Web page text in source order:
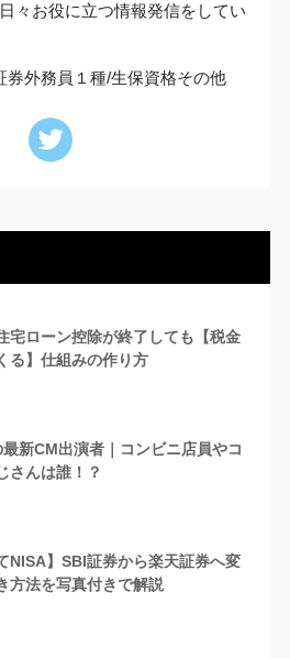
々お役に立つ情報発信をしてい
券外務員１種/生保資格その他
宅ローン控除が終了しても【税金
る】仕組みの作り方
新CM出演者｜コンビニ店員やコ
さんは誰！？
NISA】SBI証券から楽天証券へ変
方法を写真付きで解説